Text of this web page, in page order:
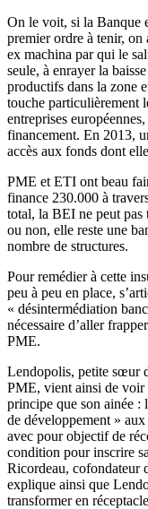
On le voit, si la Banque
premier ordre à tenir, on
ex machina par qui le
seule, à enrayer la
productifs dans la zone
touche particulièrement
entreprises
financement. En 2013,
accès aux fonds dont
PME et ETI ont beau
finance 230.000 à
total, la BEI ne peut pas
ou non, elle reste une
nombre de structures.
Pour remédier à cette
peu à peu en place,
« désintermédiation
nécessaire d’aller
PME.
Lendopolis, petite sœur
PME, vient ainsi de voir
principe que son ainée :
de développement »
avec pour objectif de
condition pour inscrire
Ricordeau, cofondateur
explique ainsi que
transformer en